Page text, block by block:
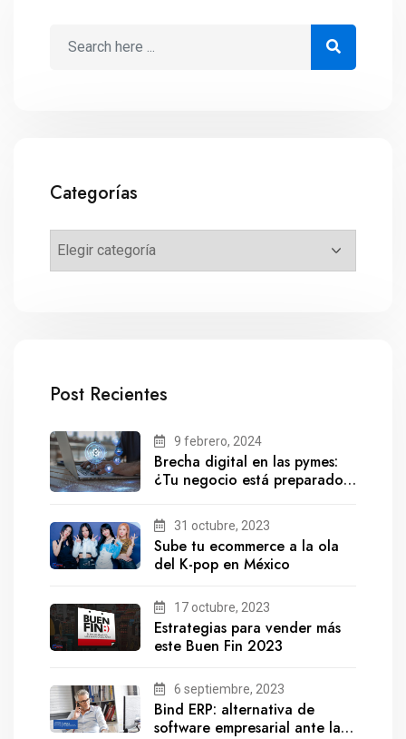
Categorías
Post Recientes
9 febrero, 2024
Brecha digital en las pymes:
¿Tu negocio está preparado
31 octubre, 2023
Sube tu ecommerce a la ola
del K-pop en México
17 octubre, 2023
Estrategias para vender más
este Buen Fin 2023
6 septiembre, 2023
Bind ERP: alternativa de
software empresarial ante la